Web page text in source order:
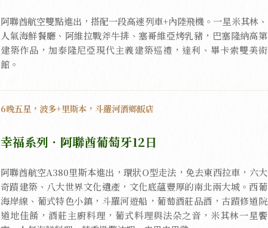
阿聯酋航空雙點進出，搭配一段高速列車+內陸飛機。一星米其林、
人氣海鮮餐廳、阿維拉戰斧牛排、塞哥維亞烤乳豬，巴塞隆納高第
建築作品，加泰隆尼亞現代主義建築巡禮，達利、畢卡索雙美術
館。
6晚五星，波多+里斯本，斗羅河酒鄉飯店
幸福系列．阿聯酋葡萄牙12日
阿聯酋航空A380里斯本進出，環狀O型走法，免去東西拉車，六大
奇蹟建築、八大世界文化遺產，文化底蘊豐厚的南北兩大城。西葡
海岸線、葡式特色小鎮，斗羅河遊船，葡萄酒莊品酒，古蹟修道院
道地佳餚，酒莊主廚料理，葡式料理與法朵之音，米其林一星饗